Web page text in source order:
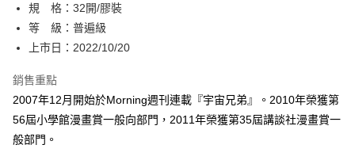
【「AFTEE先享後付」結帳流程】
１．於結帳方式選擇「AFTEE先享後付」後，將跳轉至「AFTEE先享後付」
結帳頁面，進行簡訊認證並確認金額後，即可完成結帳。
２．訂單成立數日內，您將收到繳費通知簡訊。
ATM／網路銀行／等多元方式進行付款，方視為交易完成。
※ 請注意：結帳手續完成當下不需立刻繳費，但若您需要取消訂單，請聯絡
購買商品的店家。未經商家同意取消之訂單仍視為有效，需透過AFTEE先享
後付繳納相關費用。
※ 交易是否成功請以「AFTEE先享後付 」之結帳頁面顯示為準，若有關於
每筆NT$80，滿NT$500(含以上)免運費
付款後全家取貨
每筆NT$80，滿NT$500(含以上)免運費
付款後萊爾富取貨
規 格：32開/膠裝
等 級：普遍級
上市日：2022/10/20
銷售重點
2007年12月開始於Morning週刊連載『宇宙兄弟』。2010年榮獲第
56屆小學館漫畫賞一般向部門，2011年榮獲第35屆講談社漫畫賞一
般部門。